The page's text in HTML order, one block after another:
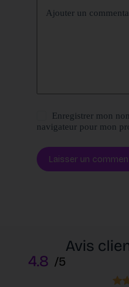
Ajouter un
Enregistrer mon
navigateur pour mon
Laisser un
Avis
4.8 /5